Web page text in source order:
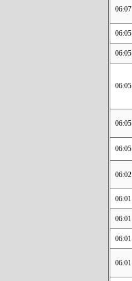
06:07
06:05
06:05
06:05
06:05
06:05
06:02
06:01
06:01
06:01
06:01